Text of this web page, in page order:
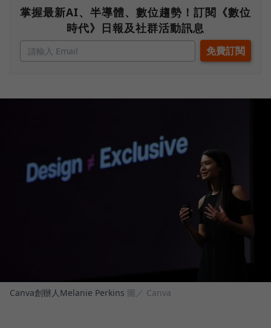
掌握最新AI、半導體、數位趨勢！訂閱《數位
時代》日報及社群活動訊息
Canva創辦人Melanie Perkins 圖／ Canva